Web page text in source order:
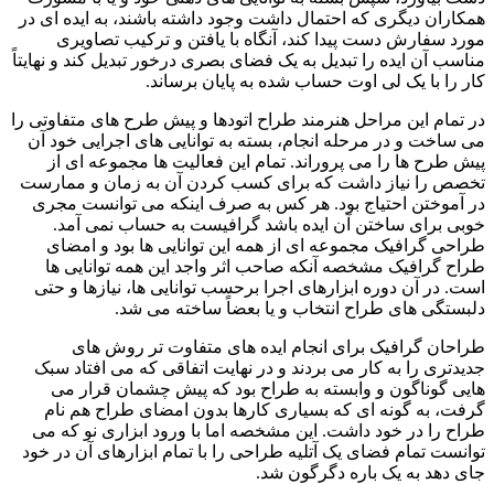
همکاران دیگری که احتمال داشت وجود داشته باشند، به ایده ای در
مورد سفارش دست پیدا کند، آنگاه با یافتن و ترکیب تصاویری
مناسب آن ایده را تبدیل به یک فضای بصری درخور تبدیل کند و نهایتاً
کار را با یک لی اوت حساب شده به پایان برساند.
در تمام این مراحل هنرمند طراح اتودها و پیش طرح های متفاوتی را
می ساخت و در مرحله انجام، بسته به توانایی های اجرایی خود آن
پیش طرح ها را می پروراند. تمام این فعالیت ها مجموعه ای از
تخصص را نیاز داشت که برای کسب کردن آن به زمان و ممارست
در آموختن احتیاج بود. هر کس به صرف اینکه می توانست مجری
خوبی برای ساختن آن ایده باشد گرافیست به حساب نمی آمد.
طراحی گرافیک مجموعه ای از همه این توانایی ها بود و امضای
طراح گرافیک مشخصه آنکه صاحب اثر واجد این همه توانایی ها
است. در آن دوره ابزارهای اجرا برحسب توانایی ها، نیازها و حتی
دلبستگی های طراح انتخاب و یا بعضاً ساخته می شد.
طراحان گرافیک برای انجام ایده های متفاوت تر روش های
جدیدتری را به کار می بردند و در نهایت اتفاقی که می افتاد سبک
هایی گوناگون و وابسته به طراح بود که پیش چشمان قرار می
گرفت، به گونه ای که بسیاری کارها بدون امضای طراح هم نام
طراح را در خود داشت. این مشخصه اما با ورود ابزاری نو که می
توانست تمام فضای یک آتلیه طراحی را با تمام ابزارهای آن در خود
جای دهد به یک باره دگرگون شد.